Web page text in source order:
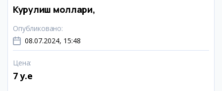
Курулиш моллари,
Опубликовано:
08.07.2024, 15:48
Цена:
7 y.e